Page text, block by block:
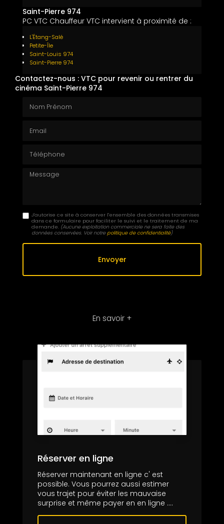
Saint-Pierre 974
PC VTC Chauffeur VTC intervient à proximité de :
L'Étang-Salé
Petite-Île
Saint-Louis 974
Saint-Pierre 974
Contactez-nous : VTC pour revenir ou rentrer du
cinéma Saint-Pierre 974
Message
J'autorise ce site à conserver l'ensemble des données transmises
dans ce formulaire pour faciliter le suivi et le traitement de ma
demande. (Aucune exploitation commerciale ne sera faite des
données conservées. Voir notrepolitique de confidentialité)
En savoir +
Réserver en ligne
Réserver maintenant en ligne c' est
possible. Vous pourrez aussi estimer
vous trajet pour éviter les mauvaise
surprise et même payer en en ligne ....